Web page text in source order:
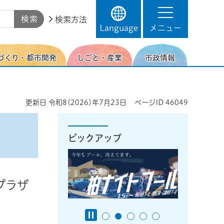
検索方法
Language
メニュー
くり・都市開発 しごと・産業 市政情報
更新日 令和8(2026)年7月23日 ページID 46049
ラザ
ピックアップ